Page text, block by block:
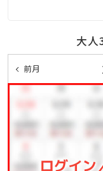
一緒に体を動かして
◆バギー
4歳からご利用可能
◆馬遊び
ヨナグニウマと触
ます。
大人
前月